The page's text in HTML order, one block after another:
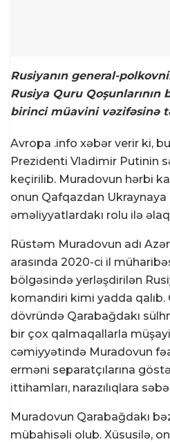
Rusiyanın general-
Rusiya Quru Qoşunlarının
birinci müavini vəzifəsinə
Avropa .info xəbər verir ki,
Prezidenti Vladimir Putinin
keçirilib. Muradovun hərbi
onun Qafqazdan Ukraynaya
əməliyyatlardakı rolu ilə
Rüstəm Muradovun adı
arasında 2020-ci il
bölgəsində yerləşdirilən
komandiri kimi yadda qalıb.
dövründə Qarabağdakı
bir çox qalmaqallarla
cəmiyyətində Muradovun
erməni separatçılarına
ittihamları, narazılıqlara
Muradovun Qarabağdakı
mübahisəli olub. Xüsusilə,